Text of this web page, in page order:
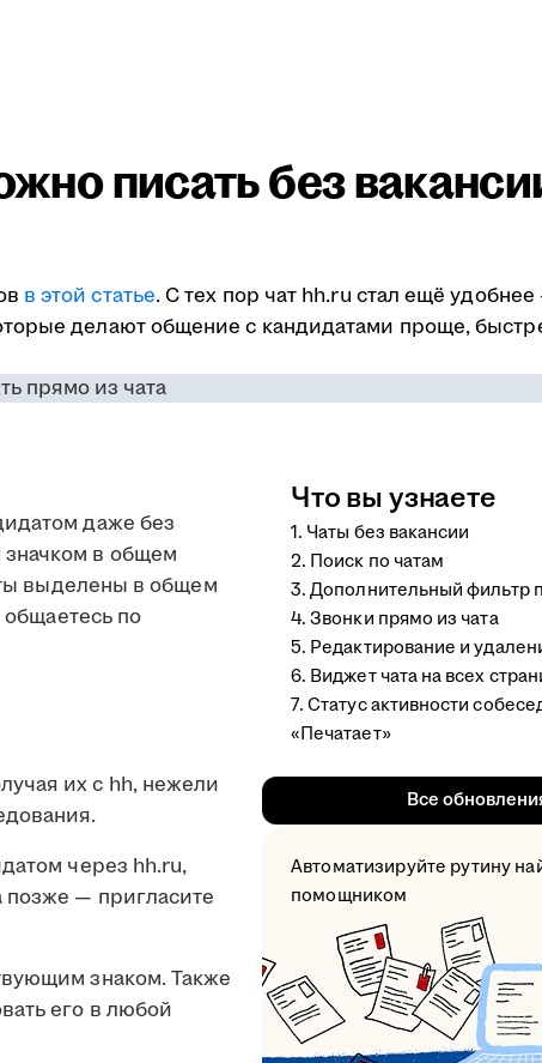
писать без
в этой статье. С тех пор чат hh.ru стал ещё
делают общение с кандидатами проще,
даже без
в общем
выделены в общем
общаетесь по
их с hh, нежели
через hh.ru,
позже — пригласите
знаком. Также
его в любой
Что вы узнаете
1. Чаты без вакансии
2. Поиск по чатам
3. Дополнительный фильтр
4. Звонки прямо из чата
5. Редактирование и
6. Виджет чата на всех
7. Статус активности
«Печатает»
Все
Автоматизируйте рутину
помощником